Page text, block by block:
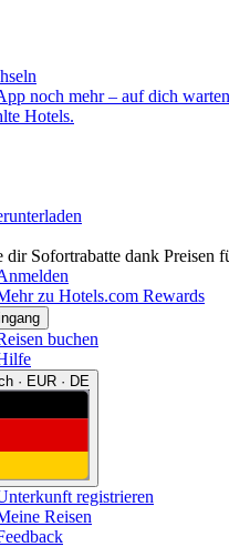
noch mehr – auf dich
Hotels.
dir Sofortrabatte dank Preisen
zu Hotels.com Rewards
buchen
· EUR · DE
registrieren
Reisen